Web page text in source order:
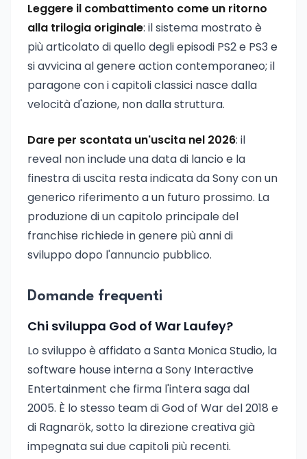
Leggere il combattimento come un ritorno
alla trilogia originale: il sistema mostrato è
più articolato di quello degli episodi PS2 e PS3 e
si avvicina al genere action contemporaneo; il
paragone con i capitoli classici nasce dalla
velocità d'azione, non dalla struttura.
Dare per scontata un'uscita nel 2026: il
reveal non include una data di lancio e la
finestra di uscita resta indicata da Sony con un
generico riferimento a un futuro prossimo. La
produzione di un capitolo principale del
franchise richiede in genere più anni di
sviluppo dopo l'annuncio pubblico.
Domande frequenti
Chi sviluppa God of War Laufey?
Lo sviluppo è affidato a Santa Monica Studio, la
software house interna a Sony Interactive
Entertainment che firma l'intera saga dal
2005. È lo stesso team di God of War del 2018 e
di Ragnarök, sotto la direzione creativa già
impegnata sui due capitoli più recenti.